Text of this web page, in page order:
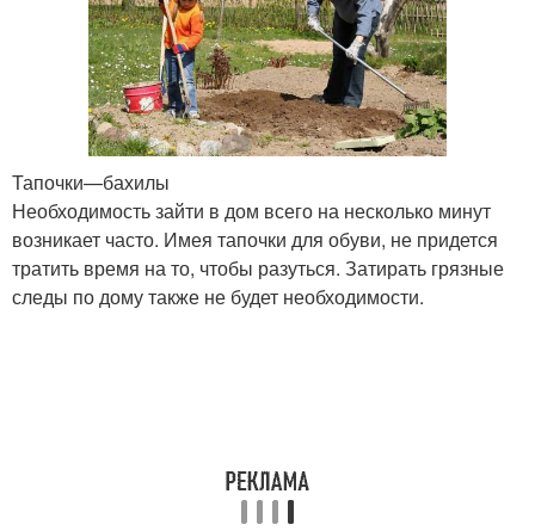
Тапочки—бахилы
Необходимость зайти в дом всего на несколько минут
возникает часто. Имея тапочки для обуви, не придется
тратить время на то, чтобы разуться. Затирать грязные
следы по дому также не будет необходимости.